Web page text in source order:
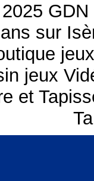
sur
jeux
et